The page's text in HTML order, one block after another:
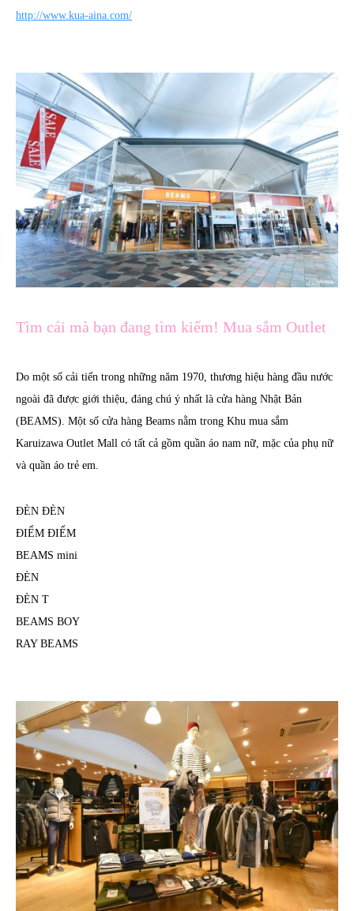
http://www.kua-aina.com/
Tìm cái mà bạn đang tìm kiếm! Mua sắm Outlet
Do một số cải tiến trong những năm 1970, thương hiệu hàng đầu nước
ngoài đã được giới thiệu, đáng chú ý nhất là cửa hàng Nhật Bản
(BEAMS). Một số cửa hàng Beams nằm trong Khu mua sắm
Karuizawa Outlet Mall có tất cả gồm quần áo nam nữ, mặc của phụ nữ
và quần áo trẻ em.
ĐÈN ĐÈN
ĐIỂM ĐIỂM
BEAMS mini
ĐÈN
ĐÈN T
BEAMS BOY
RAY BEAMS